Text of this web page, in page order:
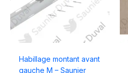
Habillage montant avant
gauche M – Saunier